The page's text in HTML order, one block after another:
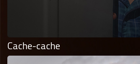
Cache-cache